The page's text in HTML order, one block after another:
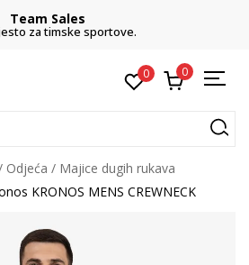
Team Sales
za timske sportove.
0 0
Odjeća
Majice dugih rukava
KRONOS MENS CREWNECK